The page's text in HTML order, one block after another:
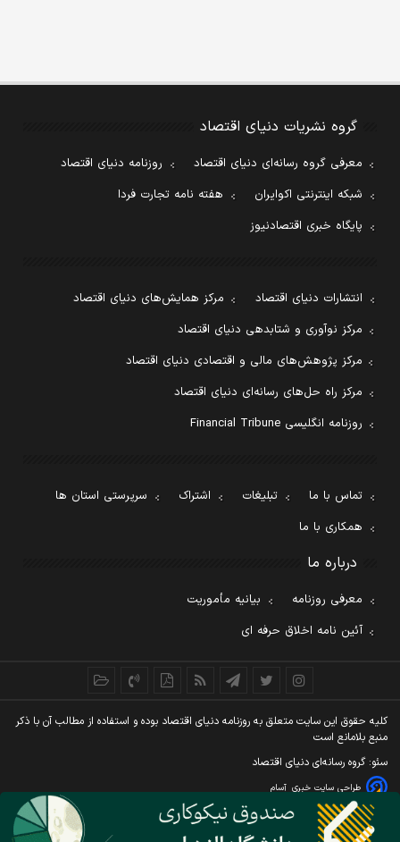
گروه نشریات دنیای اقتصاد
معرفی گروه رسانه‌ای دنیای اقتصاد
روزنامه دنیای اقتصاد
شبکه اینترنتی اکوایران
هفته نامه تجارت فردا
پایگاه خبری اقتصادنیوز
انتشارات دنیای اقتصاد
مرکز همایش‌های دنیای اقتصاد
مرکز نوآوری و شتابدهی دنیای اقتصاد
مرکز پژوهش‌های مالی و اقتصادی دنیای اقتصاد
مرکز راه حل‌های رسانه‌ای دنیای اقتصاد
روزنامه انگلیسی Financial Tribune
تماس با ما تبلیغات اشتراک
سرپرستی استان ها
همکاری با ما
درباره ما
معرفی روزنامه
بیانیه مأموریت
آئین نامه اخلاق حرفه ای
کليه حقوق اين سايت متعلق به روزنامه دنيای اقتصاد بوده و استفاده از مطالب آن با ذکر
منبع بلامانع است
سئو: گروه رسانه‌ای دنیای اقتصاد
طراحی سایت خبری آسام